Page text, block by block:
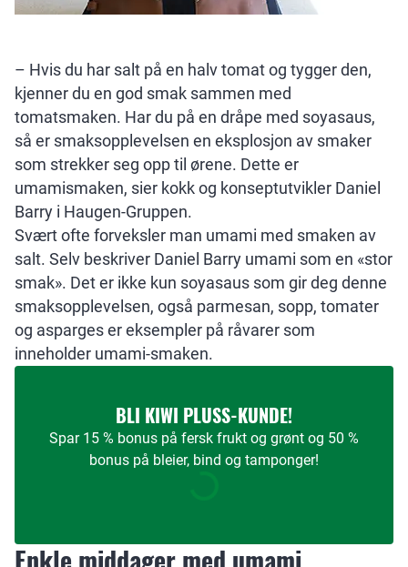
– Hvis du har salt på en halv tomat og tygger den,
kjenner du en god smak sammen med
tomatsmaken. Har du på en dråpe med soyasaus,
så er smaksopplevelsen en eksplosjon av smaker
som strekker seg opp til ørene. Dette er
umamismaken, sier kokk og konseptutvikler Daniel
Barry i Haugen-Gruppen.
Svært ofte forveksler man umami med smaken av
salt. Selv beskriver Daniel Barry umami som en «stor
smak». Det er ikke kun soyasaus som gir deg denne
smaksopplevelsen, også parmesan, sopp, tomater
og asparges er eksempler på råvarer som
inneholder umami-smaken.
BLI KIWI PLUSS-KUNDE!
Spar 15 % bonus på fersk frukt og grønt og 50 %
bonus på bleier, bind og tamponger!